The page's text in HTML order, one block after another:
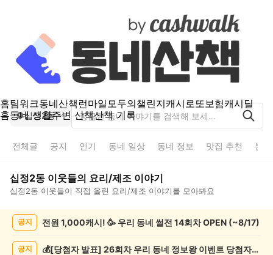
홈팀워크동네산책런마일모두의챌린지캐시로또보험캐시딜
홈동네 생활주변 산책산책 기록
십정2동
전체글 공지 인기 동네 일상 동네 정보 맛집 추천 분
십정2동 이웃들의 요리/제조 이야기
십정2동 이웃들이 직접 올린 요리/제조 이야기를 모아봐요
공지 전원 1,000캐시! 🥳 우리 동네 썰전 14회차 OPEN (~8/17)
공지 💰[당첨자 발표] 26회차 우리 동네 정보왕 이벤트 당첨자를 발표합니다!